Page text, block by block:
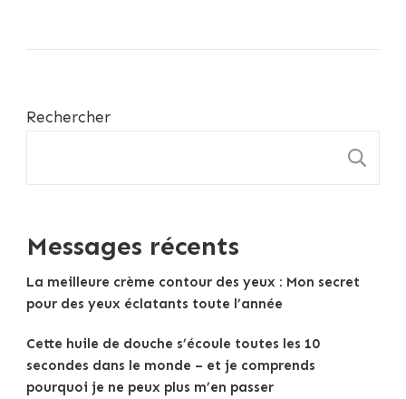
Rechercher
Messages récents
La meilleure crème contour des yeux : Mon secret
pour des yeux éclatants toute l’année
Cette huile de douche s’écoule toutes les 10
secondes dans le monde – et je comprends
pourquoi je ne peux plus m’en passer